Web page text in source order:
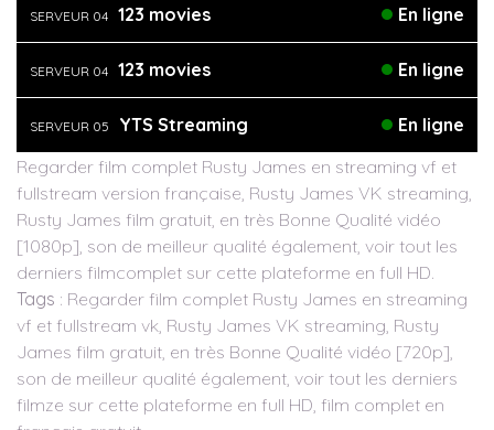
SERVEUR 04 123 movies En ligne
SERVEUR 04 123 movies En ligne
SERVEUR 05 YTS Streaming
En ligne
Regarder film complet Rusty James en streaming vf et
fullstream version française, Rusty James VK streaming,
Rusty James film gratuit, en très Bonne Qualité vidéo
[1080p], son de meilleur qualité également, voir tout les
derniers filmcomplet sur cette plateforme en full HD.
Tags : Regarder film complet Rusty James en streaming
vf et fullstream vk, Rusty James VK streaming, Rusty
James film gratuit, en très Bonne Qualité vidéo [720p],
son de meilleur qualité également, voir tout les derniers
filmze sur cette plateforme en full HD, film complet en